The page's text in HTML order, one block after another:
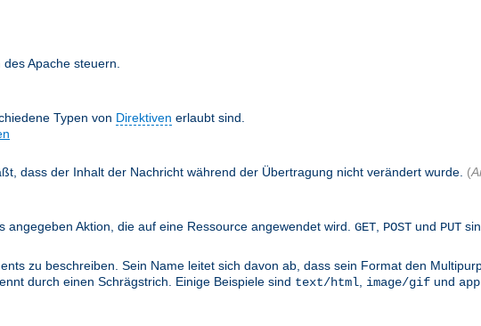
des Apache steuern.
Typen von Direktiven erlaubt sind.
dass der Inhalt der Nachricht während der Übertragung nicht verändert wurde. (
Aktion, die auf eine Ressource angewendet wird. GET POST und PUT
zu beschreiben. Sein Name leitet sich davon ab, dass sein Format den
durch einen Schrägstrich. Einige Beispiele sind text/html image/gif und